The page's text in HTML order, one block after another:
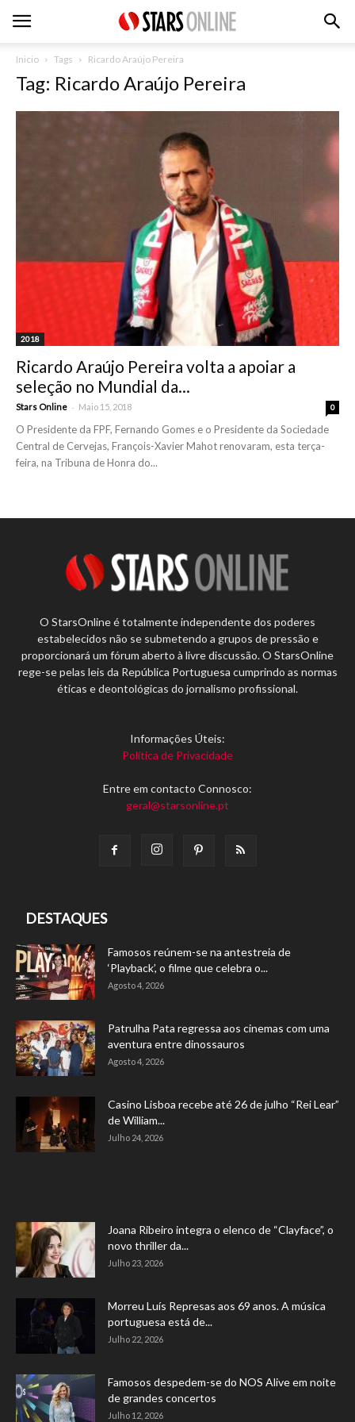
Inicio Tags Ricardo Araújo Pereira
Tag: Ricardo Araújo Pereira
2018
Ricardo Araújo Pereira volta a apoiar a
seleção no Mundial da...
Stars Online - Maio 15, 2018 0
O Presidente da FPF, Fernando Gomes e o Presidente da Sociedade
Central de Cervejas, François-Xavier Mahot renovaram, esta terça-
feira, na Tribuna de Honra do...
O StarsOnline é totalmente independente dos poderes
estabelecidos não se submetendo a grupos de pressão e
proporcionará um fórum aberto à livre discussão. O StarsOnline
rege-se pelas leis da República Portuguesa cumprindo as normas
éticas e deontológicas do jornalismo profissional.
Informações Úteis:
Política de Privacidade
Entre em contacto Connosco:
geral@starsonline.pt
DESTAQUES
Famosos reúnem-se na antestreia de
‘Playback’, o filme que celebra o...
Agosto 4, 2026
Patrulha Pata regressa aos cinemas com uma
aventura entre dinossauros
Agosto 4, 2026
Casino Lisboa recebe até 26 de julho “Rei Lear”
de William...
Julho 24, 2026
Joana Ribeiro integra o elenco de “Clayface”, o
novo thriller da...
Julho 23, 2026
Morreu Luís Represas aos 69 anos. A música
portuguesa está de...
Julho 22, 2026
Famosos despedem-se do NOS Alive em noite
de grandes concertos
Julho 12, 2026